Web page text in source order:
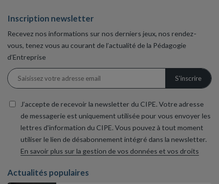
Inscription newsletter
Recevez nos informations sur nos derniers jeux, nos rendez-
vous, tenez vous au courant de l’actualité de la Pédagogie
d’Entreprise
J’accepte de recevoir la newsletter du CIPE. Votre adresse
de messagerie est uniquement utilisée pour vous envoyer les
lettres d'information du CIPE. Vous pouvez à tout moment
utiliser le lien de désabonnement intégré dans la newsletter.
En savoir plus sur la gestion de vos données et vos droits
Actualités populaires